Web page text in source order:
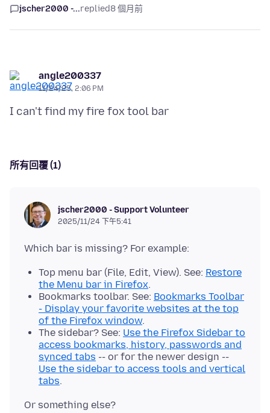
jscher2000 -...replied8 個月前
angle200337
11/24/25, 2:06 PM
所有回覆 (1)
jscher2000 - Support Volunteer
2025/11/24 下午5:41
Top menu bar (File, Edit, View). See: Restore
the Menu bar in Firefox.
Bookmarks toolbar. See: Bookmarks Toolbar
- Display your favorite websites at the top
of the Firefox window.
The sidebar? See: Use the Firefox Sidebar to
access bookmarks, history, passwords and
synced tabs -- or for the newer design --
Use the sidebar to access tools and vertical
tabs.